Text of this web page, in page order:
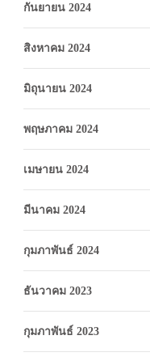
กันยายน 2024
สิงหาคม 2024
มิถุนายน 2024
พฤษภาคม 2024
เมษายน 2024
มีนาคม 2024
กุมภาพันธ์ 2024
ธันวาคม 2023
กุมภาพันธ์ 2023